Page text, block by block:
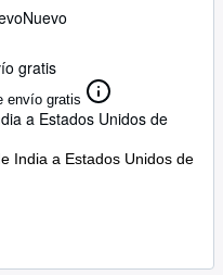
Nuevo
gratis
envío gratis
a Estados Unidos de
India a Estados Unidos de